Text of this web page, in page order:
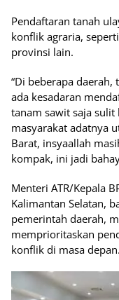
Pendaftaran tanah
konflik agraria,
provinsi lain.
“Di beberapa
ada kesadaran
tanam sawit saja sulit
masyarakat adatnya
Barat, insyaallah
kompak, ini jadi
Menteri ATR/Kepala
Kalimantan Selatan,
pemerintah daerah,
memprioritaskan
konflik di masa depan.